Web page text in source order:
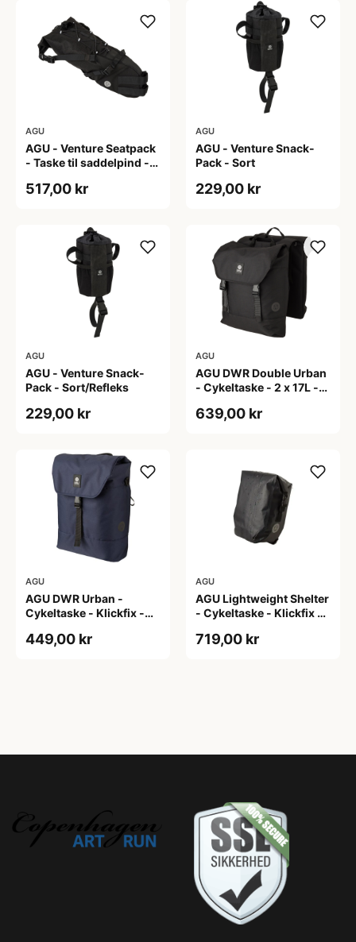
AGU
AGU - Venture Seatpack
- Taske til saddelpind -
517,00 kr
AGU
AGU - Venture Snack-
Pack - Sort
229,00 kr
AGU
AGU - Venture Snack-
Pack - Sort/Refleks
229,00 kr
AGU
AGU DWR Double Urban
- Cykeltaske - 2 x 17L -
639,00 kr
AGU
AGU DWR Urban -
Cykeltaske - Klickfix -
449,00 kr
AGU
AGU Lightweight Shelter
- Cykeltaske - Klickfix -
719,00 kr